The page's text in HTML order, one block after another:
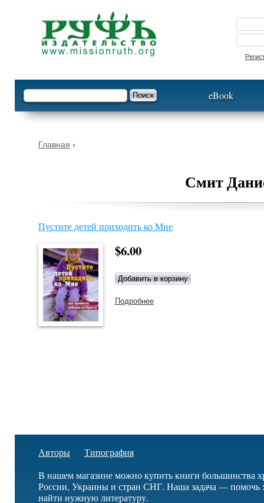
Форма поиска
Поиск eBook
Вы здесь
Главная ›
Смит
Пустите детей приходить ко Мне
$6.00
Подробнеео Пустите детей приходить ко
Авторы
Типография
В нашем магазине можно купить книги большинства
России, Украины и стран СНГ. Наша задача — помочь
найти нужную литературу.